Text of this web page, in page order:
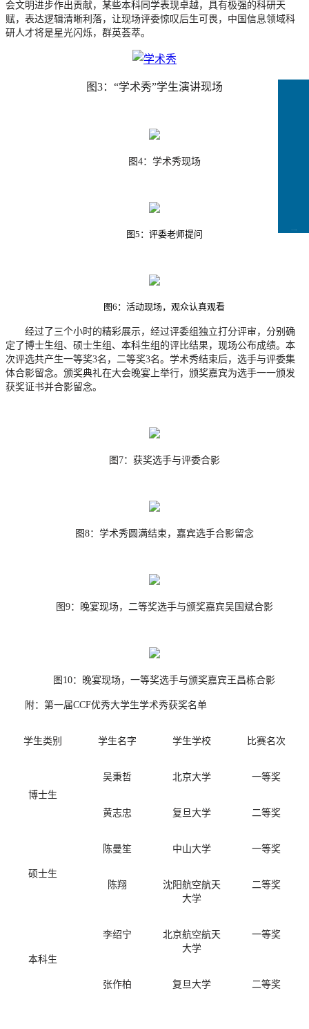
会文明进步作出贡献，某些本科同学表现卓越，具有极强的科研天
赋，表达逻辑清晰利落，让现场评委惊叹后生可畏，中国信息领域科
研人才将是星光闪烁，群英荟萃。
图3：“学术秀”学生演讲现场
图4：学术秀现场
图5 ：评委老师提问
图6 ：活动现场，观众认真观看
经过了三个小时的精彩展示，经过评委组独立打分评审，分别确
定了博士生组、硕士生组、本科生组的评比结果，现场公布成绩。本
次评选共产生一等奖3名，二等奖3名。学术秀结束后，选手与评委集
体合影留念。颁奖典礼在大会晚宴上举行，颁奖嘉宾为选手一一颁发
获奖证书并合影留念。
图 7：获奖选手与评委合影
图8：学术秀圆满结束，嘉宾选手合影留念
图9：晚宴现场，二等奖选手与颁奖嘉宾吴国斌合影
图 10：晚宴现场，一等奖选手与颁奖嘉宾王昌栋合影
附：第一届CCF优秀大学生学术秀获奖名单
学生类别 学生名字 学生学校 比赛名次
博士生
吴秉哲 北京大学 一等奖
黄志忠 复旦大学 二等奖
硕士生
陈曼笙 中山大学 一等奖
陈翔
沈阳航空航天
大学
二等奖
本科生
李绍宁
北京航空航天
大学
一等奖
张作柏 复旦大学 二等奖